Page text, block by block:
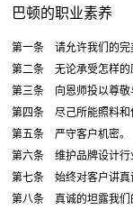
巴顿的职业素养
第一条 请允许我们的完
第二条 无论承受怎样的
第三条 向恩师投以尊敬
第四条 尽己所能照料和
第五条 严守客户机密。
第六条 维护品牌设计行
第七条 始终对客户讲真
第八条 真诚的坦露我们